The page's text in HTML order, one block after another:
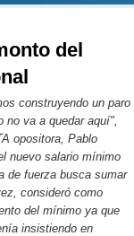
del
construyendo un paro
no va a quedar aquí",
opositora, Pablo
nuevo salario mínimo
de fuerza busca sumar
consideró como
del mínimo ya que
insistiendo en